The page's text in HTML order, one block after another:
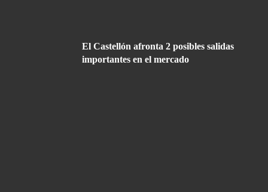
El Castellón afronta 2 posibles salidas
importantes en el mercado